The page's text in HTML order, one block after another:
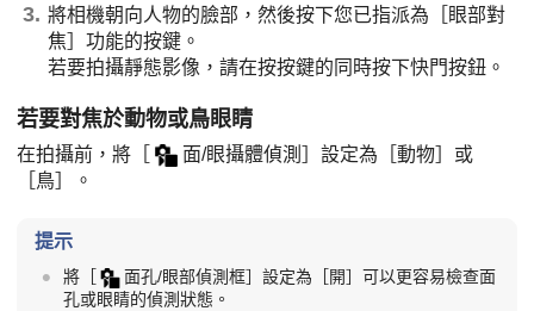
將相機朝向人物的臉部，然後按下您已指派為 ［眼部對
焦］ 功能的按鍵。
若要拍攝靜態影像，請在按按鍵的同時按下快門按鈕。
若要對焦於動物或鳥眼睛
在拍攝前，將 面/眼攝體偵測］ 設定為 ［動物］ 或
［鳥］
。
提示
將［ 面孔/眼部偵測框］設定為 ［開］可以更容易檢查面
孔或眼睛的偵測狀態。